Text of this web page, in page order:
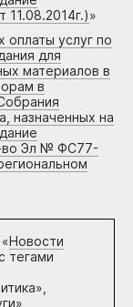
»
оплаты услуг по
для
материалов в
в
назначенных на
во Эл № ФС77-
Новости
тегами